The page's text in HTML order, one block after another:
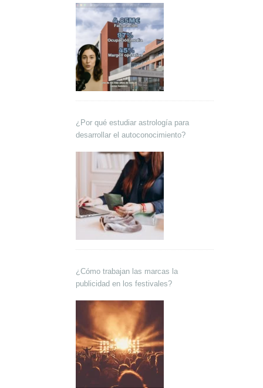
¿Por qué estudiar astrología para
desarrollar el autoconocimiento?
¿Cómo trabajan las marcas la
publicidad en los festivales?